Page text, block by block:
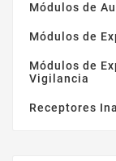
Módulos de
Módulos de
Módulos de
Vigilancia
Receptores